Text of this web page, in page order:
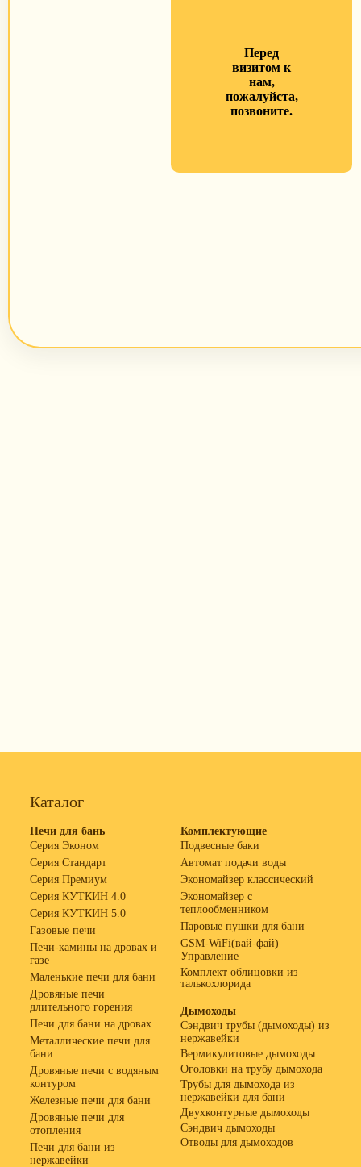
Перед
визитом к
нам,
пожалуйста,
позвоните.
Каталог
Печи для бань
Серия Эконом
Серия Стандарт
Серия Премиум
Серия КУТКИН 4.0
Серия КУТКИН 5.0
Газовые печи
Печи-камины на дровах и
газе
Маленькие печи для бани
Дровяные печи
длительного горения
Печи для бани на дровах
Металлические печи для
бани
Дровяные печи с водяным
контуром
Железные печи для бани
Дровяные печи для
отопления
Печи для бани из
нержавейки
Комплектующие
Подвесные баки
Автомат подачи воды
Экономайзер классический
Экономайзер с
теплообменником
Паровые пушки для бани
GSM-WiFi(вай-фай)
Управление
Комплект облицовки из
талькохлорида
Дымоходы
Сэндвич трубы (дымоходы) из
нержавейки
Вермикулитовые дымоходы
Оголовки на трубу дымохода
Трубы для дымохода из
нержавейки для бани
Двухконтурные дымоходы
Сэндвич дымоходы
Отводы для дымоходов